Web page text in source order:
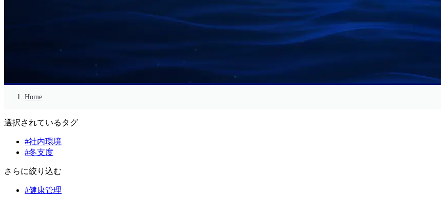
Home
選択されているタグ
#社内環境
#冬支度
さらに絞り込む
#健康管理